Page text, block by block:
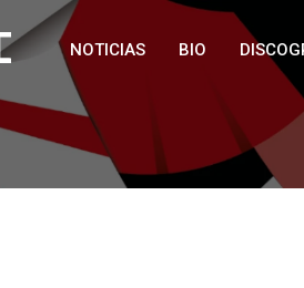
NOTICIAS BIO